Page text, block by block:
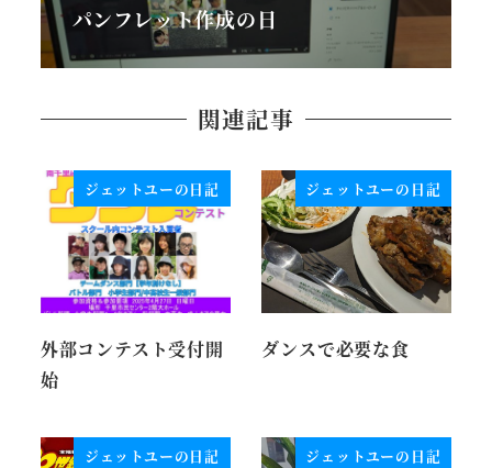
パンフレット作成の日
関連記事
ジェットユーの日記
外部コンテスト受付開
始
ジェットユーの日記
ダンスで必要な食
ジェットユーの日記 ジェットユーの日記